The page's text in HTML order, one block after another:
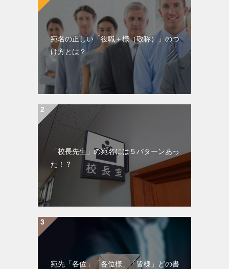
宛名の正しい「役職＋様（敬称）」のつ
け方とは？
「校長先生」の宛名には５パターンあっ
た！？
宛先「各位」「各位様」「皆様」どの書